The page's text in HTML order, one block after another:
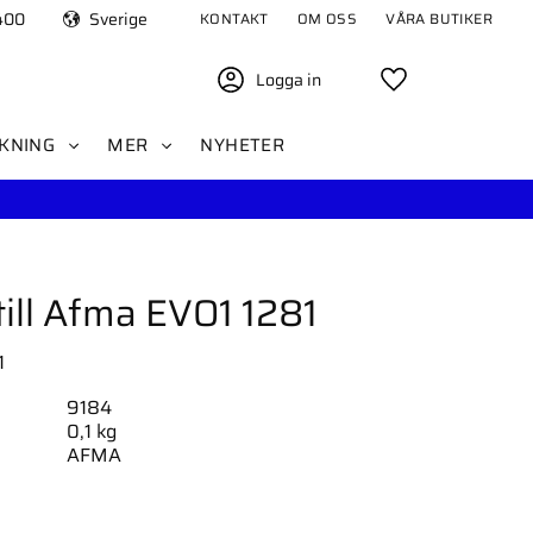
Sverige KONTAKT OM OSS VÅRA BUTIKER
Logga in
MER NYHETER
Afma EVO1 1281
9184
0,1 kg
AFMA